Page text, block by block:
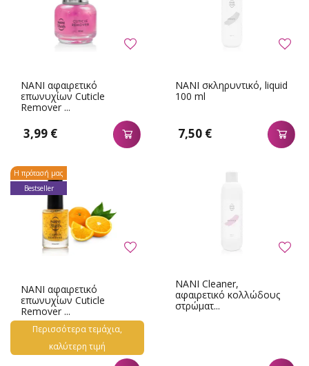
NANI αφαιρετικό
επωνυχίων Cuticle
Remover ...
3,99 €
NANI σκληρυντικό, liquid
100 ml
7,50 €
NANI αφαιρετικό
επωνυχίων Cuticle
Remover ...
Περισσότερα τεμάχια,
καλύτερη τιμή
Η πρότασή μας
Bestseller
NANI Cleaner,
αφαιρετικό κολλώδους
στρώματ...